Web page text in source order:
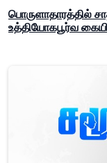
பொருளாதாரத்தில்
உத்தியோகபூர்வ